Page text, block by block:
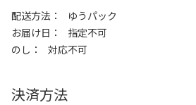
配送方法
ゆうパック
お届け日
指定不可
のし
対応不可
決済方法